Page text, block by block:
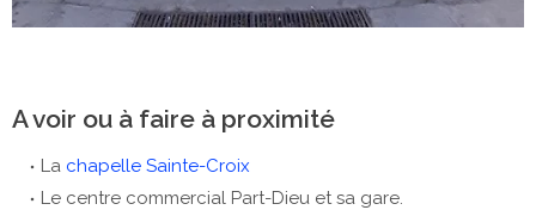
A voir ou à faire à proximité
La chapelle Sainte-Croix
Le centre commercial Part-Dieu et sa gare.